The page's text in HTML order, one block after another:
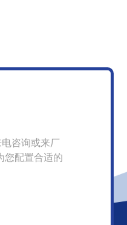
咨询或来厂
您配置合适的